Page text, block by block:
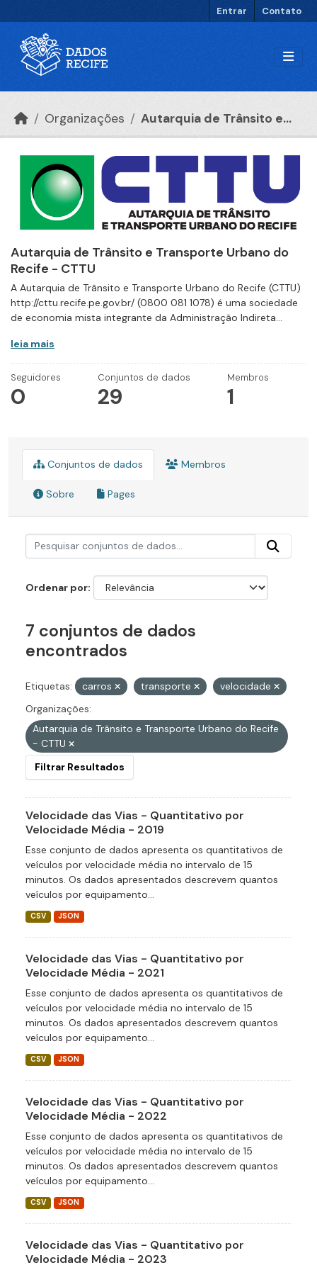
Entrar Contato
Organizações Autarquia de Trânsito e...
Autarquia de Trânsito e Transporte Urbano do
Recife - CTTU
A Autarquia de Trânsito e Transporte Urbano do Recife (CTTU)
http://cttu.recife.pe.gov.br/ (0800 081 1078) é uma sociedade
de economia mista integrante da Administração Indireta...
leia mais
Seguidores
0
Conjuntos de dados
29
Membros
1
Conjuntos de dados Membros
Sobre Pages
Ordenar por
7 conjuntos de dados
encontrados
Etiquetas: carros transporte
velocidade
Organizações:
Autarquia de Trânsito e Transporte Urbano do Recife
- CTTU
Filtrar Resultados
Velocidade das Vias - Quantitativo por
Velocidade Média - 2019
Esse conjunto de dados apresenta os quantitativos de
veículos por velocidade média no intervalo de 15
minutos. Os dados apresentados descrevem quantos
veículos por equipamento...
CSV JSON
Velocidade das Vias - Quantitativo por
Velocidade Média - 2021
Esse conjunto de dados apresenta os quantitativos de
veículos por velocidade média no intervalo de 15
minutos. Os dados apresentados descrevem quantos
veículos por equipamento...
CSV JSON
Velocidade das Vias - Quantitativo por
Velocidade Média - 2022
Esse conjunto de dados apresenta os quantitativos de
veículos por velocidade média no intervalo de 15
minutos. Os dados apresentados descrevem quantos
veículos por equipamento...
CSV JSON
Velocidade das Vias - Quantitativo por
Velocidade Média - 2023